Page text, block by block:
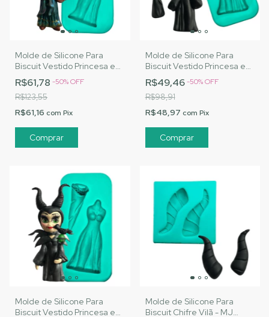
Molde de Silicone Para
Biscuit Vestido Princesa e
Vilã - MJ Artesanatos |Cód.
A125
R$61,78 -50%OFF
R$123,55
R$61,16 com Pix
Molde de Silicone Para
Biscuit Vestido Princesa e
Vilã 1 - MJ Artesanatos
|Cód. A126
R$49,46-50%OFF
R$98,91
R$48,97 com Pix
Molde de Silicone Para
Biscuit Vestido Princesa e
Molde de Silicone Para
Biscuit Chifre Vilã - MJ